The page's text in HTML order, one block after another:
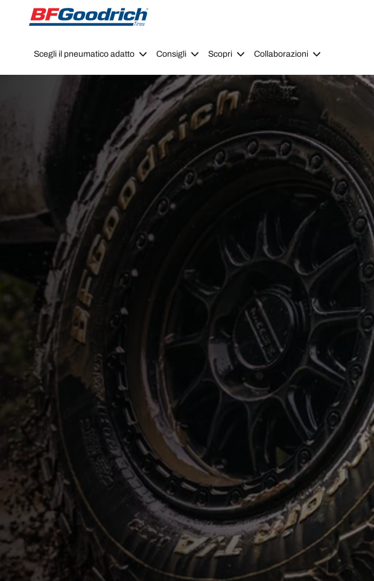
Go to page content
Go to page navigation
Scegli il pneumatico adatto Consigli Scopri Collaborazioni